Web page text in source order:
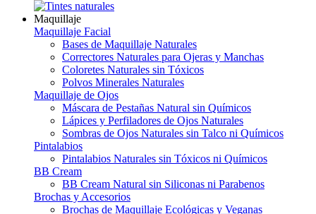
Maquillaje
Maquillaje Facial
Bases de Maquillaje Naturales
Correctores Naturales para Ojeras y Manchas
Coloretes Naturales sin Tóxicos
Polvos Minerales Naturales
Maquillaje de Ojos
Máscara de Pestañas Natural sin Químicos
Lápices y Perfiladores de Ojos Naturales
Sombras de Ojos Naturales sin Talco ni Químicos
Pintalabios
Pintalabios Naturales sin Tóxicos ni Químicos
BB Cream
BB Cream Natural sin Siliconas ni Parabenos
Brochas y Accesorios
Brochas de Maquillaje Ecológicas y Veganas